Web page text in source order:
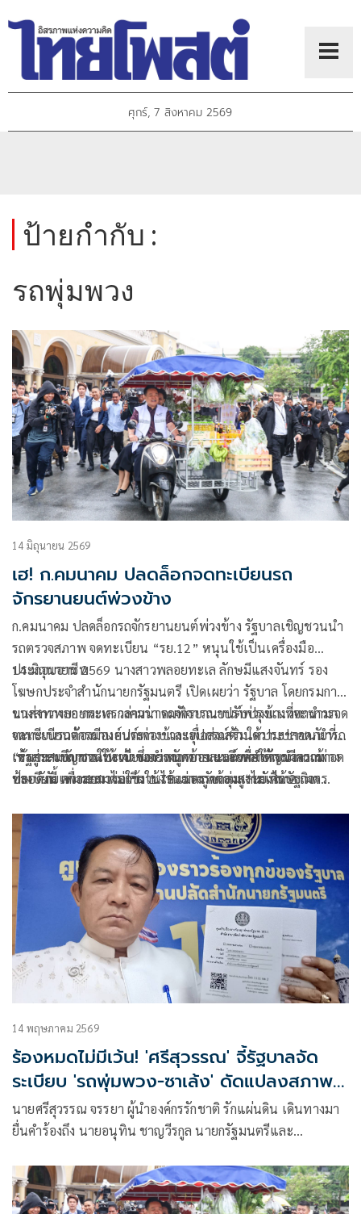
ศุกร์, 7 สิงหาคม 2569
ป้ายกำกับ :
รถพุ่มพวง
14 มิถุนายน 2569
เฮ! ก.คมนาคม ปลดล็อกจดทะเบียนรถ
จักรยานยนต์พ่วงข้าง
ก.คมนาคม ปลดล็อกรถจักรยานยนต์พ่วงข้าง รัฐบาลเชิญชวนนำ
รถตรวจสภาพ จดทะเบียน “รย.12” หนุนใช้เป็นเครื่องมือ
ประกอบอาชีพ
14 มิถุนายน 2569 นางสาวพลอยทะเล ลักษมีแสงจันทร์ รอง
โฆษกประจำสำนักนายกรัฐมนตรี เปิดเผยว่า รัฐบาล โดยกรมการ
ขนส่งทางบก กระทรวงคมนาคมพิจารณาปรับปรุงแนวทางการจด
ทะเบียนรถจักรยานยนต์พ่วงข้าง เพื่อส่งเสริมให้ประชาชนนำรถ
เข้าสู่ระบบการจดทะเบียนอย่างถูกต้อง และเพื่อให้รถมีความ
ปลอดภัยเหมาะสมต่อการใช้งาน รองรับกลุ่ม “รถเศรษฐกิจ
ชุมชนอื่น ๆ ซึ่งปัจจุบันประชาชนจำนวนมากใช้เป็นเครื่องมือใน
การประกอบอาชีพและดำรงชีวิต อยู่เคียงคู่กับชุมชนไทยมาอย่าง
ยาวนาน สำหรับการจดทะเบียนรถจักรยานยนต์พ่วงข้าง จะได้รับ
การจดทะเบียนเป็นรถประเภท “รย.12” ซึ่งเป็นลักษณะรถ
จักรยานยนต์พ่วงข้างตามกฎหมาย โดยเจ้าของรถสามารถยื่น
คำขอ พร้อมนำรถเข้าตรวจสภาพ และชำระภาษี ซึ่งมีอัตราภาษี
รถจักรยานยนต์พ่วงข้าง 150 บาท
นางสาวพลอยทะเล กล่าวว่า รถจักรยานยนต์พ่วงข้างที่จะนำมา
จดทะเบียนต้องมีองค์ประกอบและอุปกรณ์ด้านความปลอดภัยที่
เหมาะสมกับการใช้งาน ซึ่งกำหนดรายละเอียดสำคัญของรถพ่วง
ข้าง ดังนี้ ความยาวไม่เกิน 1.75 เมตร ความสูงไม่เกิน 2 เมตร
จักรยานยนต์ ไม่เกิน 1.5 เมตร ทั้งนี้ เมื่อผ่านการตรวจสภาพแล้ว
ต้องเพิ่มความปลอดภัยในการใช้งาน โดยการติดตั้งอุปกรณ์ อาทิ
ไฟหน้าต้องมีไฟหน้าสีขาวหรือสีเหลือง เพื่อให้ผู้ใช้ถนนมองเห็น
ได้ชัดเจน มีแผ่นสะท้อนแสง และติดตั้งอุปกรณ์สะท้อนแสงสีแดง
บริเวณด้านท้าย เพื่อเพิ่มการมองเห็นในเวลากลางคืน รวมถึงติด
ตั้งไฟท้ายและไฟเบรกสีแดงให้ส่องสว่างไปด้านหลัง ช่วยแจ้ง
เตือนรถคันอื่นเมื่อชะลอหรือหยุดรถ รวมทั้งติดป้ายสะท้อนแสง
คำว่า “รถพ่วงข้าง” ที่ด้านท้าย โดยใช้พื้นสีขาวหรือสีเหลือง
และตัวอักษรสีดำ เพื่อให้มองเห็นได้ชัดในช่วงกลางคืน
“รัฐบาลเชิญชวนให้เจ้าของรถจักรยานยนต์พ่วงข้างนำรถเข้าจด
ทะเบียน เพื่อสามารถใช้งานได้อย่างถูกต้องและยังได้รับการ
ทะเบียน พร้อมทั้งนำรถเข้ารับการตรวจสภาพเพื่อให้นาย
ทะเบียนบันทึกการแก้ไขลักษณะรถให้ถูกต้องตามแนวทางดัง
กล่าวได้ตั้งแต่บัดนี้เป็นต้นไป เพื่อให้มีการกำกับ ควบคุม ให้
สอดคล้องกับบริบทการใช้ชีวิตของประชาชน ส่งเสริมให้พี่น้อง
ประชาชนสามารถใช้รถเศรษฐกิจชุมชนประกอบอาชีพเลี้ยงชีพ
ได้อย่างยั่งยืน ภายใต้มาตรฐานความปลอดภัยที่เหมาะสม สร้าง
ความสุขและคุณภาพชีวิตที่ดีให้กับคนในชุมชน” นางสาวพลอย
ทะเล ระบุ
14 พฤษภาคม 2569
ร้องหมดไม่มีเว้น! 'ศรีสุวรรณ' จี้รัฐบาลจัด
ระเบียบ 'รถพุ่มพวง-ซาเล้ง' ดัดแปลงสภาพ
ผิดกฎหมาย
นายศรีสุวรรณ จรรยา ผู้นำองค์กรรักชาติ รักแผ่นดิน เดินทางมา
ยื่นคำร้องถึง นายอนุทิน ชาญวีรกูล นายกรัฐมนตรีและ
รมว.พาณิชย์ ผ่านศูนย์รับเรื่องราวร้องทุกข์ของรัฐบาล